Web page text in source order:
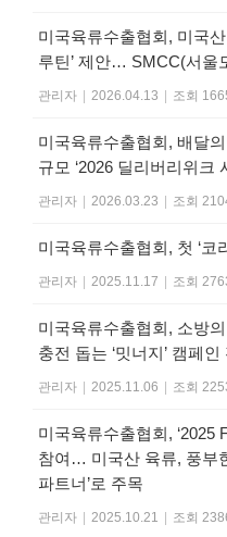
미국육류수출협회, 미국
루틴’ 제안… SMCC(서울
관리자 2026.04.13 조회
미국육류수출협회, 배달
규모 ‘2026 딜리버리위크
관리자 2026.03.23 조회
미국육류수출협회, 첫 ‘코
관리자 2025.11.17 조회
미국육류수출협회, 소방
충전 돕는 ‘밋너지’ 캠페인
관리자 2025.11.06 조회
미국육류수출협회, ‘2025
참여… 미국산 육류, 풍부
파트너’로 주목
관리자 2025.10.21 조회